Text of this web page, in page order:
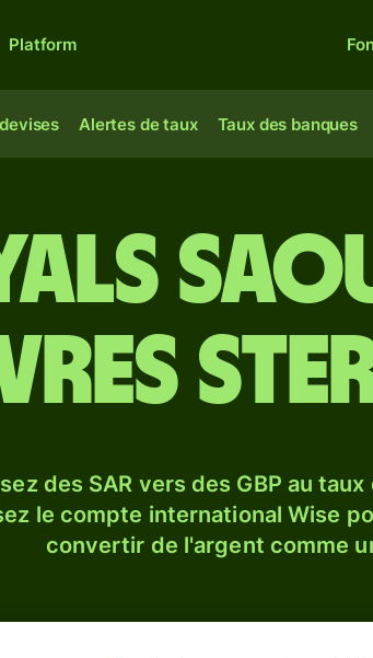
Platform
Alertes de taux Taux des banques
des SAR vers des GBP au
le compte international Wise
convertir de l'argent comme